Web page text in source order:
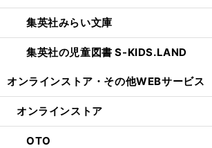
集英社みらい文庫
集英社の児童図書 S-KIDS.LAND
オンラインストア・ その他WEBサービス
オンラインストア
OTO